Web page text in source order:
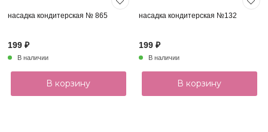
насадка кондитерская № 865
199 ₽
В наличии
В корзину
насадка кондитерская №132
199 ₽
В наличии
В корзину